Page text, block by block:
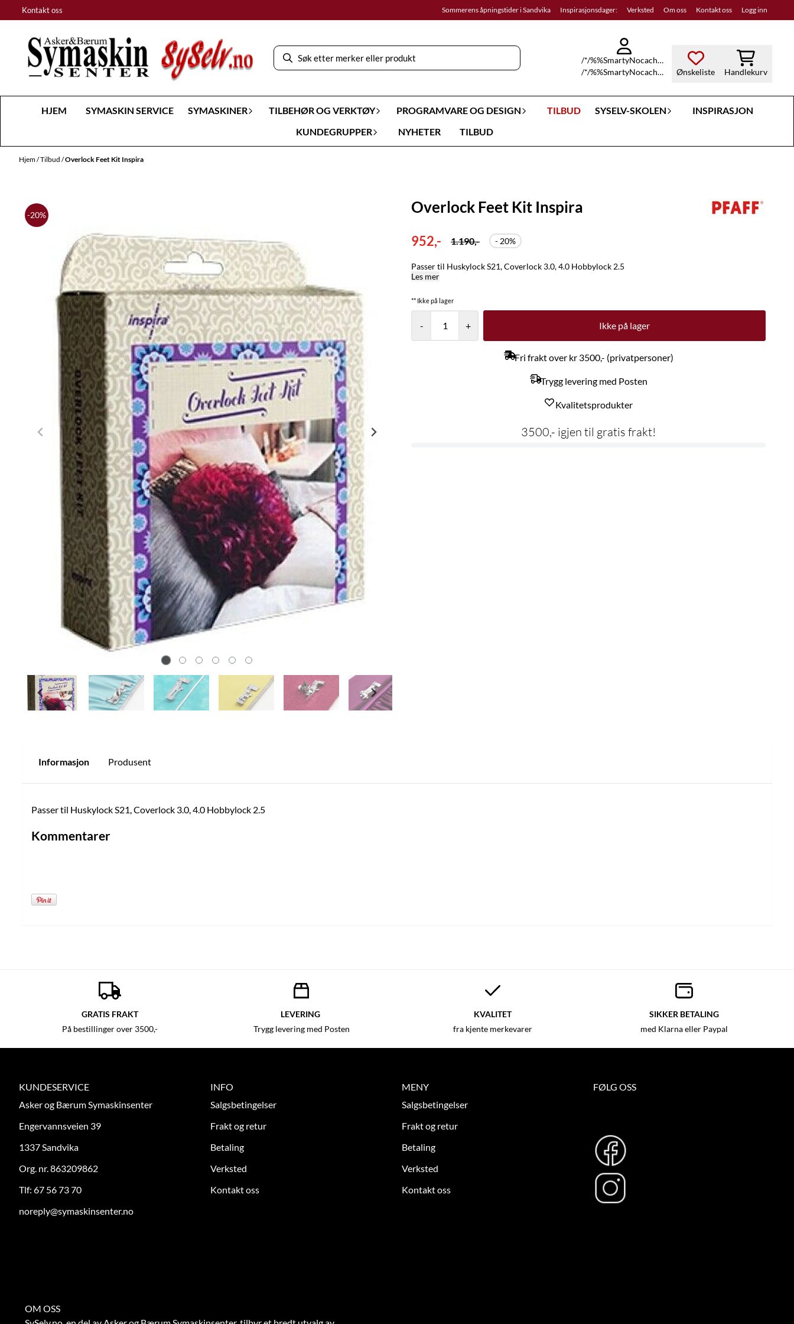
Hopp til innhold
Kontakt oss Sommerens åpningstider i Sandvika Inspirasjonsdager: Verksted Om oss Kontakt oss Logg inn
/*/%%SmartyNocache:20408491976a7470b7c5a625_08679686%%*/display:none;/*%%SmartyNocache:20408491976a7470b7c5a625_08679686%%*/
/*/%%SmartyNocache:20408491976a7470b7c5a625_08679686%%*/display:none;/*%%SmartyNocache:20408491976a7470b7c5a625_08679686%%*/
Ønskeliste Handlekurv
HJEM SYMASKIN SERVICE SYMASKINER TILBEHØR OG VERKTØY PROGRAMVARE OG DESIGN TILBUD SYSELV-SKOLEN
INSPIRASJON
KUNDEGRUPPER
NYHETER TILBUD
Hjem/Tilbud /Overlock Feet Kit Inspira
-20% Overlock Feet Kit Inspira
952,- 1.190,- - 20%
Passer til Huskylock S21, Coverlock 3.0, 4.0 Hobbylock 2.5
Les mer
** Ikke på lager
- + Ikke på lager
Fri frakt over kr 3500,- (privatpersoner)
Trygg levering med Posten
Kvalitetsprodukter
3500,- igjen til gratis frakt!
Informasjon Produsent
Passer til Huskylock S21, Coverlock 3.0, 4.0 Hobbylock 2.5
Kommentarer
GRATIS FRAKT
På bestillinger over 3500,-
LEVERING
Trygg levering med Posten
KVALITET
fra kjente merkevarer
SIKKER BETALING
med Klarna eller Paypal
KUNDESERVICE
Asker og Bærum Symaskinsenter
Engervannsveien 39
1337 Sandvika
Org. nr. 863209862
Tlf: 67 56 73 70
noreply@symaskinsenter.no
INFO
Salgsbetingelser
Frakt og retur
Betaling
Verksted
Kontakt oss
MENY
Salgsbetingelser
Frakt og retur
Betaling
Verksted
Kontakt oss
FØLG OSS
OM OSS